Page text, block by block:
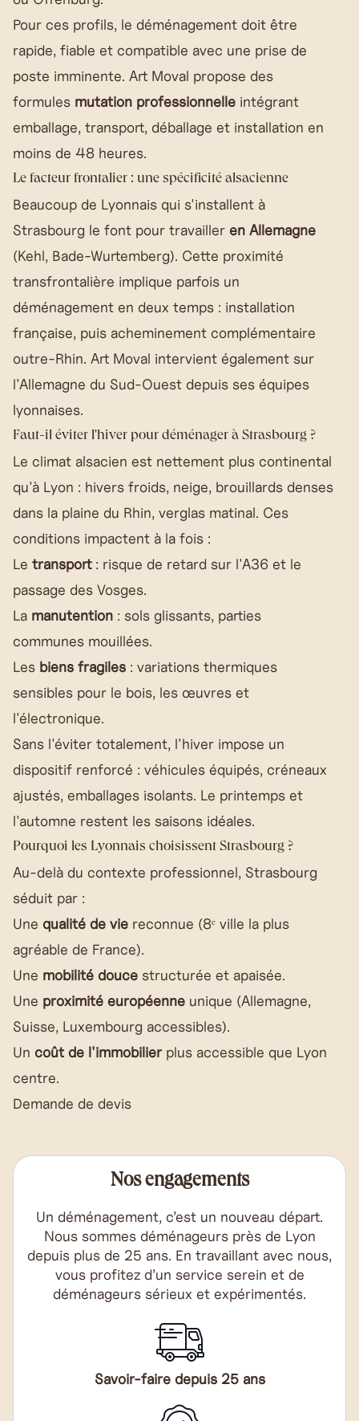
Pour ces profils, le déménagement doit être
rapide, fiable et compatible avec une prise de
poste imminente. Art Moval propose des
formules mutation professionnelle intégrant
emballage, transport, déballage et installation en
moins de 48 heures.
Le facteur frontalier : une spécificité alsacienne
Beaucoup de Lyonnais qui s'installent à
Strasbourg le font pour travailler en Allemagne
(Kehl, Bade-Wurtemberg). Cette proximité
transfrontalière implique parfois un
déménagement en deux temps : installation
française, puis acheminement complémentaire
outre-Rhin. Art Moval intervient également sur
l'Allemagne du Sud-Ouest depuis ses équipes
lyonnaises.
Faut-il éviter l'hiver pour déménager à Strasbourg ?
Le climat alsacien est nettement plus continental
qu'à Lyon : hivers froids, neige, brouillards denses
dans la plaine du Rhin, verglas matinal. Ces
conditions impactent à la fois :
Le transport: risque de retard sur l'A36 et le
passage des Vosges.
La manutention : sols glissants, parties
communes mouillées.
Les biens fragiles : variations thermiques
sensibles pour le bois, les œuvres et
l'électronique.
Sans l'éviter totalement, l'hiver impose un
dispositif renforcé : véhicules équipés, créneaux
ajustés, emballages isolants. Le printemps et
l'automne restent les saisons idéales.
Pourquoi les Lyonnais choisissent Strasbourg ?
Au-delà du contexte professionnel, Strasbourg
séduit par :
Une qualité de vie reconnue (8ᵉ ville la plus
agréable de France).
Une mobilité douce structurée et apaisée.
Une proximité européenne unique (Allemagne,
Suisse, Luxembourg accessibles).
Un coût de l'immobilier plus accessible que Lyon
centre.
Demande de devis
Nos engagements
Un déménagement, c’est un nouveau départ.
Nous sommes déménageurs près de Lyon
depuis plus de 25 ans. En travaillant avec nous,
vous profitez d’un service serein et de
déménageurs sérieux et expérimentés.
Savoir-faire depuis 25 ans